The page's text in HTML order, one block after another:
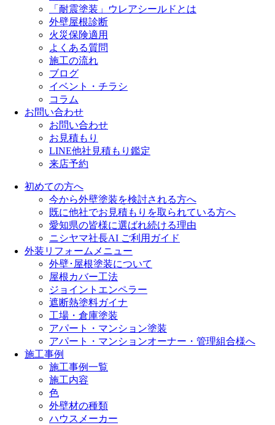
「耐震塗装」ウレアシールドとは
外壁屋根診断
火災保険適用
よくある質問
施工の流れ
ブログ
イベント・チラシ
コラム
お問い合わせ
お問い合わせ
お見積もり
LINE他社見積もり鑑定
来店予約
初めての方へ
今から外壁塗装を検討される方へ
既に他社でお見積もりを取られている方へ
愛知県の皆様に選ばれ続ける理由
ニシヤマ社長AI ご利用ガイド
外装リフォームメニュー
外壁･屋根塗装について
屋根カバー工法
ジョイントエンペラー
遮断熱塗料ガイナ
工場・倉庫塗装
アパート・マンション塗装
アパート・マンションオーナー・管理組合様へ
施工事例
施工事例一覧
施工内容
色
外壁材の種類
ハウスメーカー